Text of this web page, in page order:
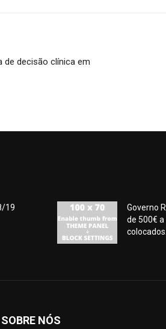
de decisão clínica em
19
Governo
de 500€
colocados...
SOBRE NÓS